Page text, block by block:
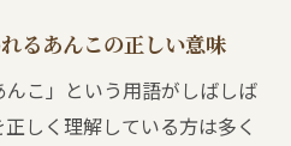
るあんこの正しい意味
こ」という用語がしばしば
しく理解している方は多く